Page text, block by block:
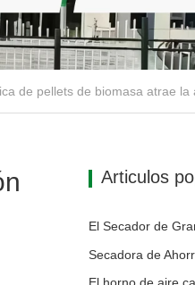
de pellets de biomasa atrae la
Articulos